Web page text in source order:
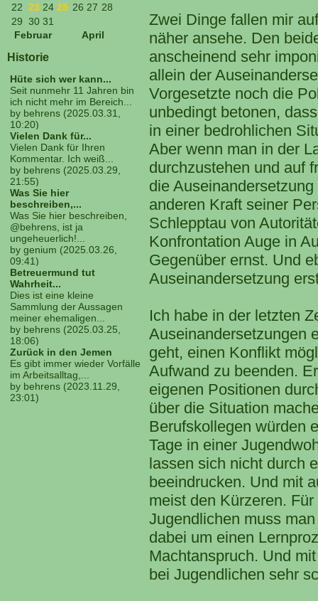
22 23 24 25 26 27 28
29 30 31
Februar April
Historie
Hüte sich wer kann...
Seit nunmehr 11 Jahren bin
ich nicht mehr im Bereich...
by behrens (2025.03.31,
10:20)
Vielen Dank für...
Vielen Dank für Ihren
Kommentar. Ich weiß...
by behrens (2025.03.29,
21:55)
Was Sie hier
beschreiben,...
Was Sie hier beschreiben,
@behrens, ist ja
ungeheuerlich!...
by genium (2025.03.26,
09:41)
Betreuermund tut
Wahrheit...
Dies ist eine kleine
Sammlung der Aussagen
meiner ehemaligen...
by behrens (2025.03.25,
18:06)
Zurück in den Jemen
Es gibt immer wieder Vorfälle
im Arbeitsalltag,...
by behrens (2023.11.29,
23:01)
Zwei Dinge fallen mir
näher ansehe. Den
anscheinend sehr
allein der
Vorgesetzte noch die
unbedingt betonen,
in einer bedrohlichen
Aber wenn man in der
durchzustehen und auf
die
anderen Kraft seiner
Schlepptau von
Konfrontation Auge in
Gegenüber ernst. Und
Auseinandersetzung
Ich habe in der letzten
Auseinandersetzungen
geht, einen Konflikt
Aufwand zu beenden.
eigenen Positionen
über die Situation
Berufskollegen würden
Tage in einer
lassen sich nicht durch
beeindrucken. Und mit
meist den Kürzeren.
Jugendlichen muss
dabei um einen
Machtanspruch. Und
bei Jugendlichen sehr